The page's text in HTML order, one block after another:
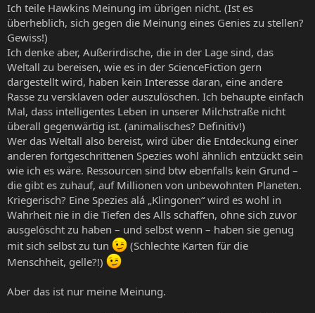
Ich teile Hawkins Meinung im übrigen nicht. (Ist es
überheblich, sich gegen die Meinung eines Genies zu stellen?
Gewiss!)
Ich denke aber, Außerirdische, die in der Lage sind, das
Weltall zu bereisen, wie es in der ScienceFiction gern
dargestellt wird, haben kein Interesse daran, eine andere
Rasse zu versklaven oder auszulöschen. Ich behaupte einfach
Mal, dass intelligentes Leben in unserer Milchstraße nicht
überall gegenwärtig ist. (animalisches? Definitiv!)
Wer das Weltall also bereist, wird über die Entdeckung einer
anderen fortgeschrittenen Spezies wohl ähnlich entzückt sein
wie ich es wäre. Ressourcen sind btw ebenfalls kein Grund –
die gibt es zuhauf, auf Millionen von unbewohnten Planeten.
Kriegerisch? Eine Spezies alá „Klingonen“ wird es wohl in
Wahrheit nie in die Tiefen des Alls schaffen, ohne sich zuvor
ausgelöscht zu haben – und selbst wenn – haben sie genug
mit sich selbst zu tun
(Schlechte Karten für die
Menschheit, gelle?!)
Aber das ist nur meine Meinung.